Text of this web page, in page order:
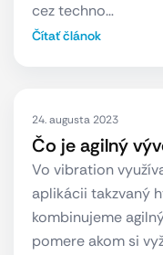
cez techno…
Čítať článok
24. augusta 2023
Čo je agilný
Vo vibration
aplikácii takzvaný
kombinujeme
pomere akom si